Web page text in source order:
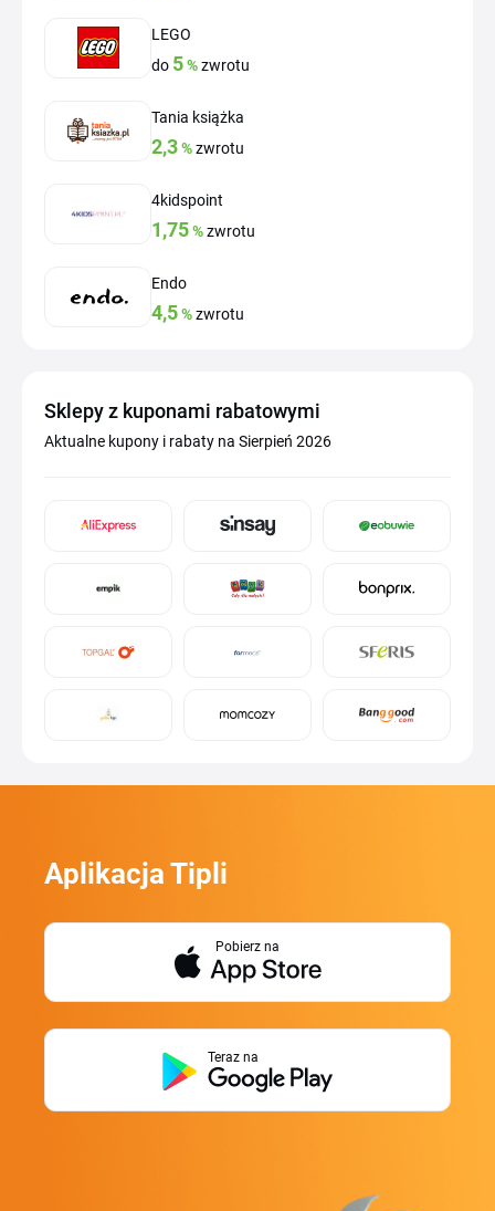
LEGO
do 5%zwrotu
Tania książka
2,3%zwrotu
4kidspoint
1,75%zwrotu
Endo
4,5%zwrotu
Sklepy z kuponami rabatowymi
Aktualne kupony i rabaty na Sierpień 2026
Aplikacja Tipli
Pobierz na
Teraz na